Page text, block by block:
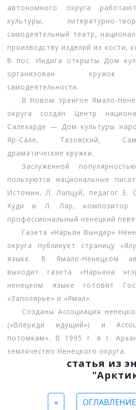
автономного округа
культуры, литературно-
самодеятельный театр,
производству изделий из кости,
В пос. Индига открыты Дом
организован кружок
самодеятельности.
В Новом Уренгое Ямало-
округа создан Центр
Салехарде — Дом культуры
Яр-Сале, Тазовский,
драматические кружки.
Заслуженной
пользуются национальные
Истомин, Л. Лапцуй, педагог Е.
Худи и Л. Лар, композитор
профессиональный ненецкий
Газета «Нарьян Вындер»
округа публикует страницу
языке. В Ямало-Ненецком
выходит газета «Нарьяна
ненецком языке готовят
«Заполярье» и «Ямал».
Созданы Ассоциация
(«Впереди идущий») и
потомкам». В 1995 г. в г.
землячество Ненецкого округа.
статья из
« ОГЛАВЛЕНИЕ